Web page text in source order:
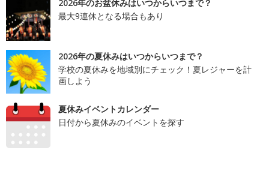
2026年のお盆休みはいつからいつまで？
最大9連休となる場合もあり
2026年の夏休みはいつからいつまで？
学校の夏休みを地域別にチェック！夏レジャーを計
画しよう
夏休みイベントカレンダー
日付から夏休みのイベントを探す